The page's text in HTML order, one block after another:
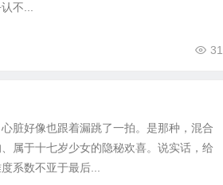
不...
31
脏好像也跟着漏跳了一拍。是那种，混合
属于十七岁少女的隐秘欢喜。说实话，给
系数不亚于最后...